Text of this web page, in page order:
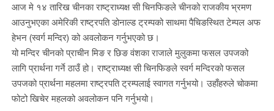
आज मे १४ तारिख चीनका राष्ट्राध्यक्ष सी चिनफिङले चीनको राजकीय भ्रमण
आउनुभएका अमेरिकी राष्ट्रपति डोनाल्ड ट्रम्पको साथमा पैचिङस्थित टेम्पल अफ
हेभन (स्वर्ग मन्दिर) को अवलोकन गर्नुभएको छ।
यो मन्दिर चीनको प्राचीन मिङ र छिङ वंशका राजाले मुलुकमा फसल उपजको
लागि प्रार्थना गर्ने ठाउँ हो। राष्ट्राध्यक्ष सी चिनफिङले स्वर्ग मन्दिरको फसल
उपजको प्रार्थना महलमा राष्ट्रपति ट्रम्पलाई स्वागत गर्नुभयो। उहाँहरुले चोकमा
फोटो खिचेर महलको अवलोकन पनि गर्नुभयो।